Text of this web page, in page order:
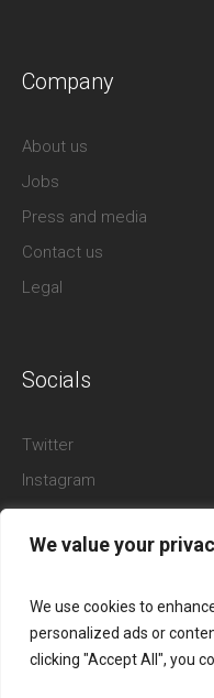
We value your
We use cookies to
personalized ads or
clicking "Accept All", you
Company
About us
Jobs
Press and media
Contact us
Legal
Socials
Twitter
Instagram
Facebook
YouTube